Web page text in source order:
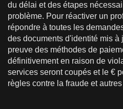
du délai et des étapes
problème. Pour réactiver un
répondre à toutes les
des documents d'identité mis à
preuve des méthodes de
définitivement en raison de
services seront coupés et le €
règles contre la fraude et